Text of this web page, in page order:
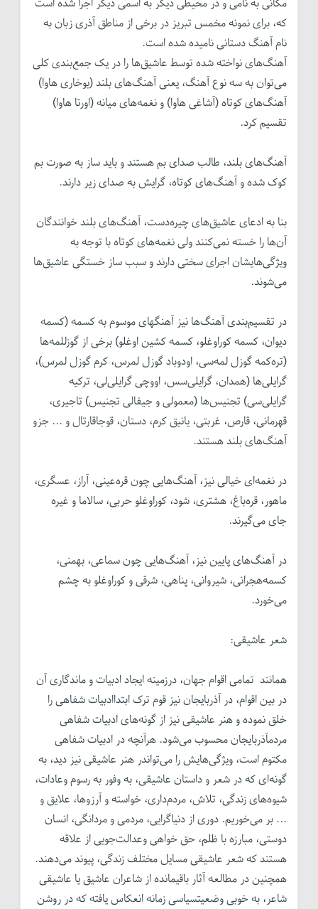
که، برای نمونه مخمس تبریز در برخی از مناطق آذری زبان به
نام آهنگ دستانی نامیده شده است.
آهنگ‌های نواخته شده توسط عاشیق‌ها را در یک جمع‌بندی کلی
می‌توان به سه نوع آهنگ، یعنی آهنگ‌های بلند (یوخاری هاوا)
آهنگ‌های کوتاه (آشاغی هاوا) و نغمه‌های میانه (اورتا هاوا)
تقسیم کرد.
آهنگ‌های بلند، طالب صدای بم هستند و باید ساز به صورت بم
کوک شده و آهنگ‌های کوتاه، گرایش به صدای زیر دارند.
بنا به ادعای عاشیق‌های چیره‌دست، آهنگ‌های بلند خوانندگان
آن‌ها را خسته نمی‌کنند ولی نغمه‌های کوتاه با توجه به
ویژگی‌هایشان اجرای سختی دارند و سبب ساز خستگی عاشیق‌ها
می‌شوند.
در تقسیم‌بندی آهنگ‌ها نیز آهنگهای موسوم به کسمه (کسمه
دیوان، کسمه کوراوغلو، کسمه کشین اوغلو) برخی از گوزللمه‌ها
(تره‌کمه گوزل لمه‌سی، اودوباد گوزل لمرس، کرم گوزل لمرس)،
گرایلی‌ها (همدان، گرایلی‌سس، اووچی‌ گرایلی‌لی، ترکیه
گرایلی‌سی) تجنیس‌ها (معمولی و جیفالی تجنیس) تاجیری،
قهرمانی، قارص، غربتی، یانیق کرم، دستان، قوجاقارتال و ... جزو
آهنگ‌های بلند هستند.
در نغمه‌ای خیالی نیز، آهنگ‌هایی چون قره‌عینی، آراز، عسگری،
ماهور، قره‌باغ، هشتری، شود، کوراوغلو حربی، سالاما و غیره
جای می‌گیرند.
در آهنگ‌های پایین نیز، آهنگ‌هایی چون سماعی، بهمنی،
کسمه‌هجرانی، شیروانی، پناهی، شرقی و کوراوغلو به چشم
می‌خورد.
شعر عاشیقی:
همانند تمامی اقوام جهان، درزمینه ایجاد ادبیات و ماندگاری آن
در بین اقوام، در آذربایجان نیز قوم ترک ابتداادبیات شفاهی را
خلق نموده و هنر عاشیقی نیز از گونه‌های ادبیات شفاهی
مردمآذربایجان محسوب می‌شود. هرآنچه در ادبیات شفاهی
مکتوم است، ویژگی‌هایش را می‌تواندر هنر عاشیقی نیز دید، به
گونه‌ای که در شعر و داستان عاشیقی، به وفور به رسوم وعادات،
شیوه‌های زندگی، تلاش، مردم‌داری، خواسته و آرزوها، علایق و
... بر می‌خوریم. دوری از دنیاگرایی، مردمی و مردانگی، انسان
دوستی، مبارزه با ظلم، حق خواهی وعدالت‌جویی از علاقه
هستند که شعر عاشیقی مسایل مختلف زندگی، پیوند می‌دهند.
همچنین در مطالعه آثار باقیمانده از شاعران عاشیق یا عاشیقی
شاعر، به خوبی وضعیتسیاسی زمانه انعکاس یافته که در روشن